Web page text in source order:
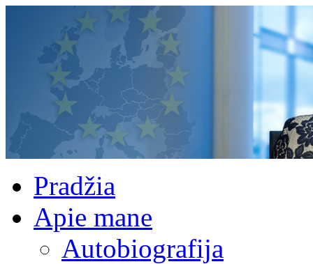
Pradžia
Apie mane
Autobiografija